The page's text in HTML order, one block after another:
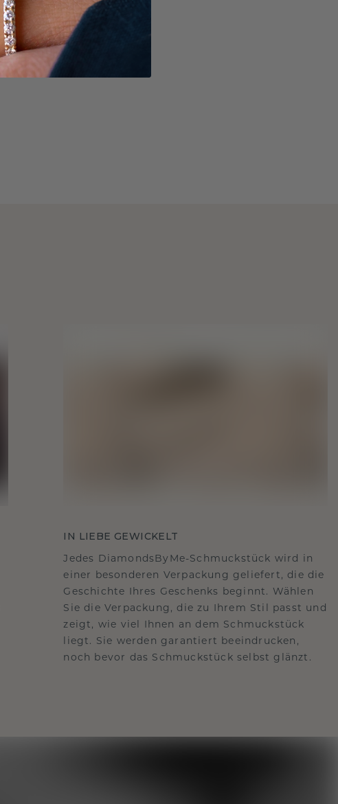
IN LIEBE GEWICKELT
Jedes DiamondsByMe-Schmuckstück wird in
einer besonderen Verpackung geliefert, die die
Geschichte Ihres Geschenks beginnt. Wählen
Sie die Verpackung, die zu Ihrem Stil passt und
zeigt, wie viel Ihnen an dem Schmuckstück
liegt. Sie werden garantiert beeindrucken,
noch bevor das Schmuckstück selbst glänzt.